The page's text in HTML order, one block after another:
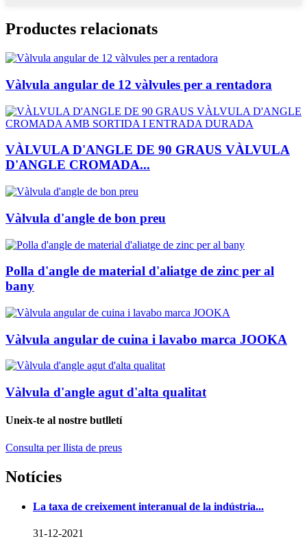
Productes relacionats
Vàlvula angular de 12 vàlvules per a rentadora
VÀLVULA D'ANGLE DE 90 GRAUS VÀLVULA
D'ANGLE CROMADA...
Vàlvula d'angle de bon preu
Polla d'angle de material d'aliatge de zinc per al
bany
Vàlvula angular de cuina i lavabo marca JOOKA
Vàlvula d'angle agut d'alta qualitat
Uneix-te al nostre butlletí
Consulta per llista de preus
Notícies
La taxa de creixement interanual de la indústria...
31-12-2021